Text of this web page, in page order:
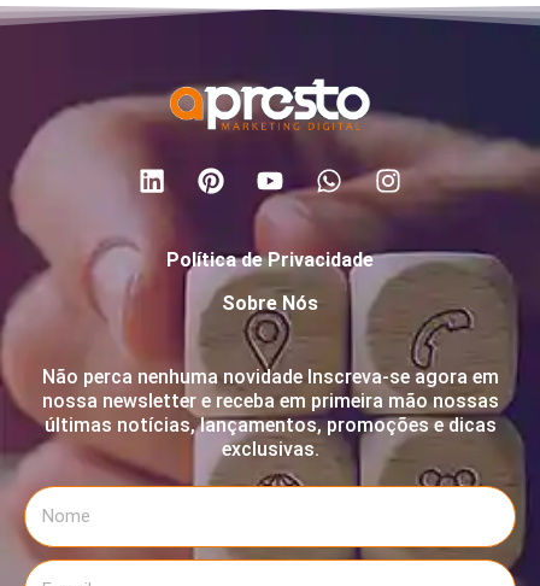
Política de Privacidade
Sobre Nós
Não perca nenhuma novidade Inscreva-se agora em
nossa newsletter e receba em primeira mão nossas
últimas notícias, lançamentos, promoções e dicas
exclusivas.